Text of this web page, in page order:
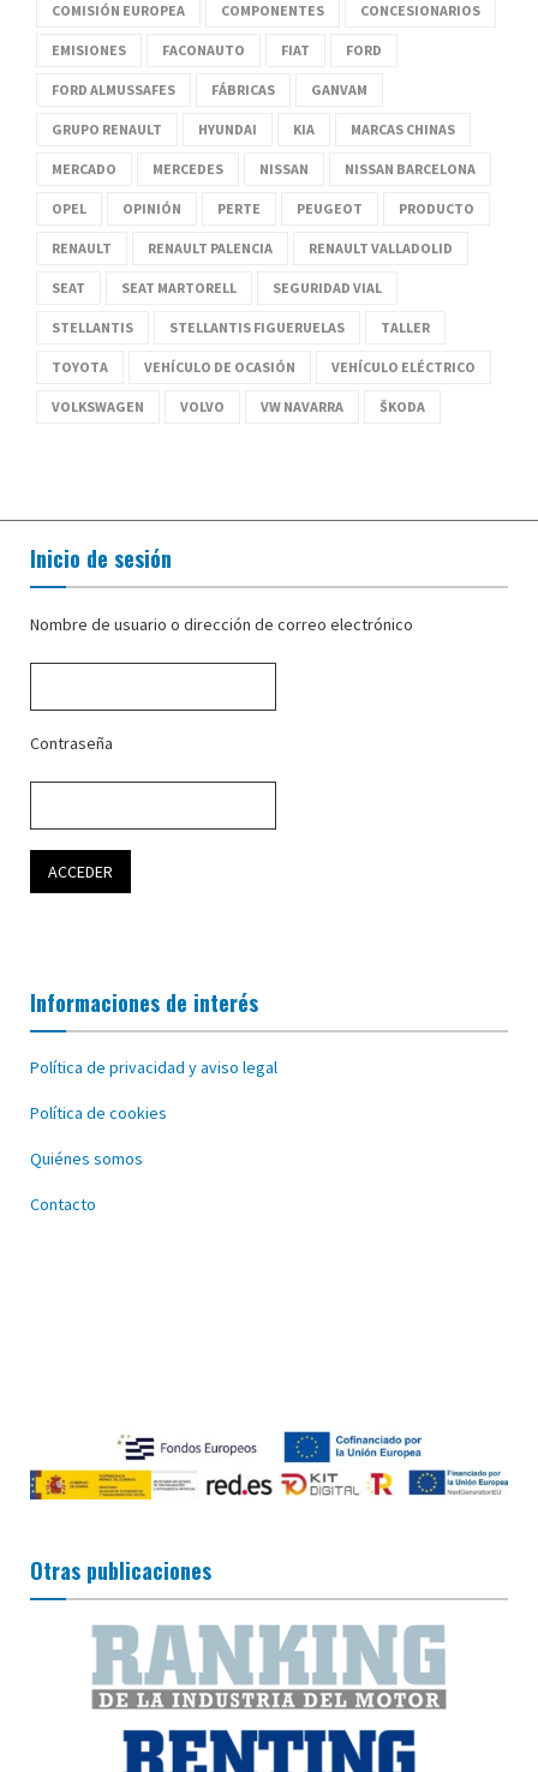
COMISIÓN EUROPEA COMPONENTES CONCESIONARIOS
EMISIONES FACONAUTO FIAT FORD
FORD ALMUSSAFES FÁBRICAS GANVAM
GRUPO RENAULT HYUNDAI KIA MARCAS CHINAS
MERCADO MERCEDES NISSAN NISSAN BARCELONA
OPEL OPINIÓN PERTE PEUGEOT PRODUCTO
RENAULT RENAULT PALENCIA RENAULT VALLADOLID
SEAT SEAT MARTORELL SEGURIDAD VIAL
STELLANTIS STELLANTIS FIGUERUELAS TALLER
TOYOTA VEHÍCULO DE OCASIÓN VEHÍCULO ELÉCTRICO
VOLKSWAGEN VOLVO VW NAVARRA ŠKODA
Inicio de sesión
Nombre de usuario o dirección de correo electrónico
Contraseña
Informaciones de interés
Política de privacidad y aviso legal
Política de cookies
Quiénes somos
Contacto
Otras publicaciones